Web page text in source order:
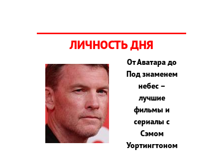
ЛИЧНОСТЬ ДНЯ
От Аватара до
Под знаменем
небес –
лучшие
фильмы и
сериалы с
Сэмом
Уортингтоном